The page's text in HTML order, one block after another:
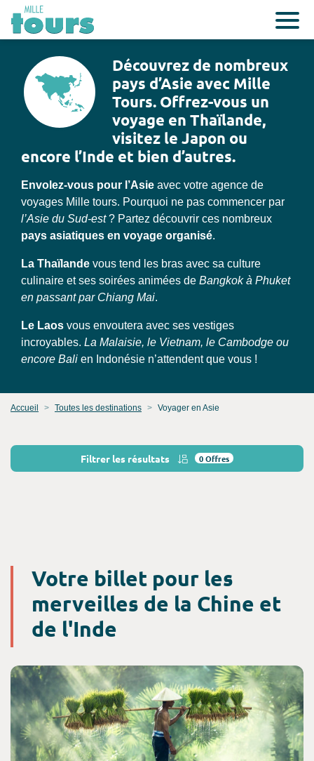
Découvrez de nombreux
pays d’Asie avec Mille
Tours. Offrez-vous un
voyage en Thaïlande,
visitez le Japon ou
encore l’Inde et bien d’autres.
Envolez-vous pour l’Asie avec votre agence de
voyages Mille tours. Pourquoi ne pas commencer par
l’Asie du Sud-est? Partez découvrir ces nombreux
pays asiatiques en voyage organisé.
La Thaïlande vous tend les bras avec sa culture
culinaire et ses soirées animées de Bangkok à Phuket
en passant par Chiang Mai.
Le Laos vous envoutera avec ses vestiges
incroyables. La Malaisie, le Vietnam, le Cambodge ou
encore Bali en Indonésie n’attendent que vous !
Accueil Toutes les destinations Voyager en Asie
Filtrer les résultats 0Offres
Votre billet pour les
merveilles de la Chine et
de l'Inde